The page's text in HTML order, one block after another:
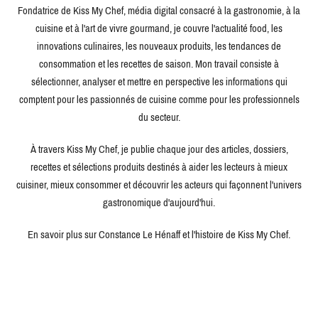
Fondatrice de Kiss My Chef, média digital consacré à la gastronomie, à la
cuisine et à l'art de vivre gourmand, je couvre l'actualité food, les
innovations culinaires, les nouveaux produits, les tendances de
consommation et les recettes de saison. Mon travail consiste à
sélectionner, analyser et mettre en perspective les informations qui
comptent pour les passionnés de cuisine comme pour les professionnels
du secteur.
À travers Kiss My Chef, je publie chaque jour des articles, dossiers,
recettes et sélections produits destinés à aider les lecteurs à mieux
cuisiner, mieux consommer et découvrir les acteurs qui façonnent l'univers
gastronomique d'aujourd'hui.
En savoir plus sur Constance Le Hénaff et l'histoire de Kiss My Chef.